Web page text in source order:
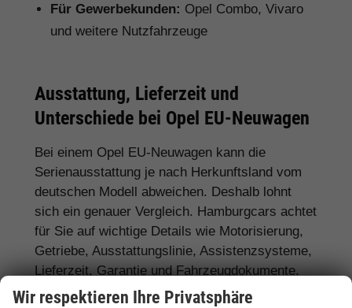
Für Gewerbekunden: Opel Combo, Vivaro
und weitere Nutzfahrzeuge
Ausstattung, Lieferzeit und
Unterschiede bei Opel EU-Neuwagen
Bei einem Opel EU-Neuwagen kann die
Serienausstattung je nach Herkunftsland vom
deutschen Modell abweichen. Deshalb lohnt
sich ein genauer Vergleich. Hamburgcars achtet
für Sie auf wichtige Details wie Motorisierung,
Getriebe, Ausstattungslinie, Assistenzsysteme,
Lieferzeit, Garantie und Fahrzeugdokumente.
Häufig gefragte Ausstattungen sindLED-
Wir respektieren Ihre Privatsphäre